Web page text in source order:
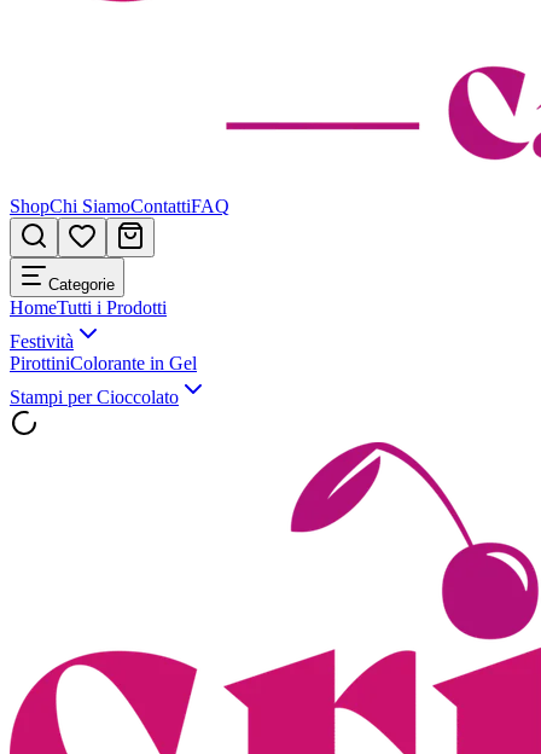
ShopChi SiamoContattiFAQ
Categorie
HomeTutti i Prodotti
Festività
PirottiniColorante in Gel
Stampi per Cioccolato